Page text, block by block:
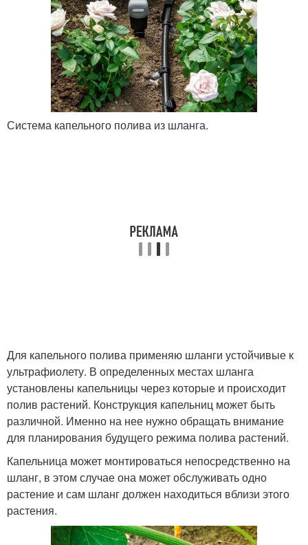
Система капельного полива из шланга.
Для капельного полива применяю шланги устойчивые к
ультрафиолету. В определенных местах шланга
установлены капельницы через которые и происходит
полив растений. Конструкция капельниц может быть
различной. Именно на нее нужно обращать внимание
для планирования будущего режима полива растений.
Капельница может монтироваться непосредственно на
шланг, в этом случае она может обслуживать одно
растение и сам шланг должен находиться вблизи этого
растения.